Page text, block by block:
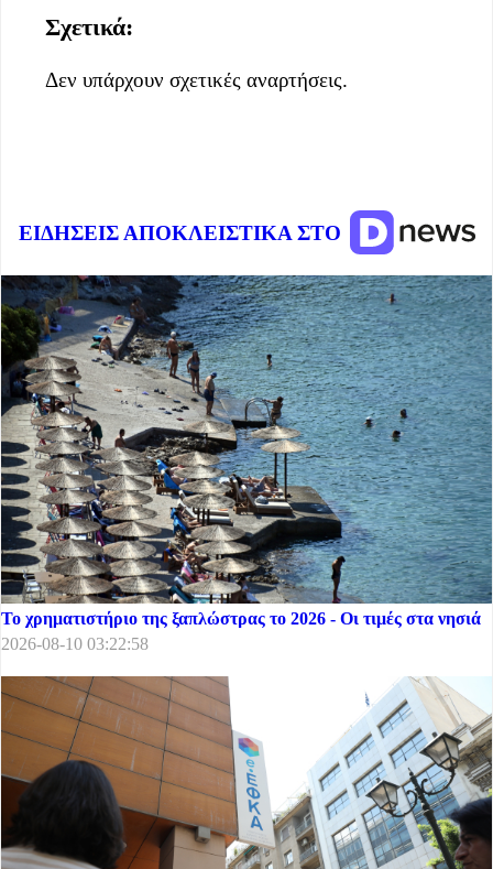
Σχετικά:
Δεν υπάρχουν σχετικές αναρτήσεις.
ΕΙΔΗΣΕΙΣ ΑΠΟΚΛΕΙΣΤΙΚΑ ΣΤΟ
Το χρηματιστήριο της ξαπλώστρας το 2026 - Οι τιμές στα νησιά
2026-08-10 03:22:58